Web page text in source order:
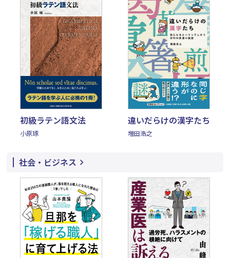
初級ラテン語文法
小原琢
違いだらけの漢字たち
増田浩之
社会・ビジネス